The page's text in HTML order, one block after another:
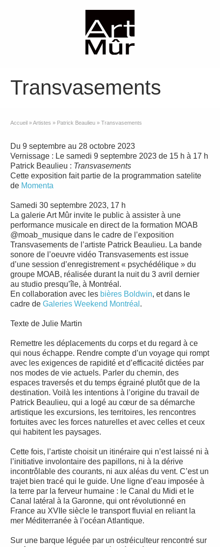
Transvasements
Accueil »Artistes » Patrick Beaulieu » Transvasements
Du 9 septembre au 28 octobre 2023
Vernissage : Le samedi 9 septembre 2023 de 15 h à 17 h
Patrick Beaulieu : Transvasements
Cette exposition fait partie de la programmation satelite
de Momenta
Samedi 30 septembre 2023, 17 h
La galerie Art Mûr invite le public à assister à une
performance musicale en direct de la formation MOAB
@moab_musique dans le cadre de l’exposition
Transvasements de l’artiste Patrick Beaulieu. La bande
sonore de l’oeuvre vidéo Transvasements est issue
d’une session d’enregistrement « psychédélique » du
groupe MOAB, réalisée durant la nuit du 3 avril dernier
au studio presqu’île, à Montréal.
En collaboration avec les bières Boldwin, et dans le
cadre deGaleries Weekend Montréal .
Texte de Julie Martin
Remettre les déplacements du corps et du regard à ce
qui nous échappe. Rendre compte d’un voyage qui rompt
avec les exigences de rapidité et d’efficacité dictées par
nos modes de vie actuels. Parler du chemin, des
espaces traversés et du temps égrainé plutôt que de la
destination. Voilà les intentions à l’origine du travail de
Patrick Beaulieu, qui a logé au cœur de sa démarche
artistique les excursions, les territoires, les rencontres
fortuites avec les forces naturelles et avec celles et ceux
qui habitent les paysages.
Cette fois, l’artiste choisit un itinéraire qui n’est laissé ni à
l’initiative involontaire des papillons, ni à la dérive
incontrôlable des courants, ni aux aléas du vent. C’est un
trajet bien tracé qui le guide. Une ligne d’eau imposée à
la terre par la ferveur humaine : le Canal du Midi et le
Canal latéral à la Garonne, qui ont révolutionné en
France au XVIIe siècle le transport fluvial en reliant la
mer Méditerranée à l’océan Atlantique.
Sur une barque léguée par un ostréiculteur rencontré sur